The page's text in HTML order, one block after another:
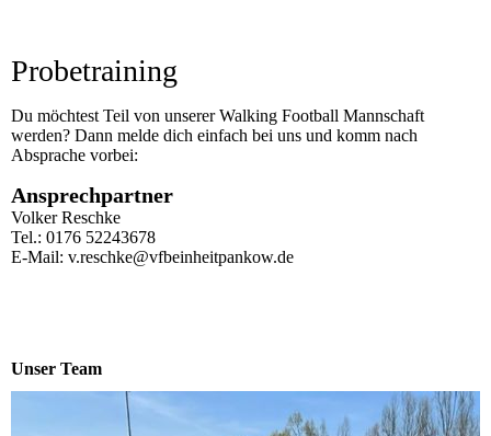
Probetraining
Du möchtest Teil von unserer Walking Football Mannschaft
werden? Dann melde dich einfach bei uns und komm nach
Absprache vorbei:
Ansprechpartner
Volker Reschke
Tel.: 0176 52243678
E-Mail: v.reschke@vfbeinheitpankow.de
Unser Team